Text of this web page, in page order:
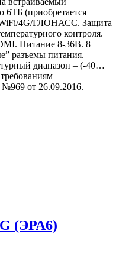
6ТБ (приобретается
WiFi/4G/ГЛОНАСС. Защита
контроля.
Питание 8-36В. 8
разъемы питания.
диапазон – (-40…
от 26.09.2016.
(ЭРА6)